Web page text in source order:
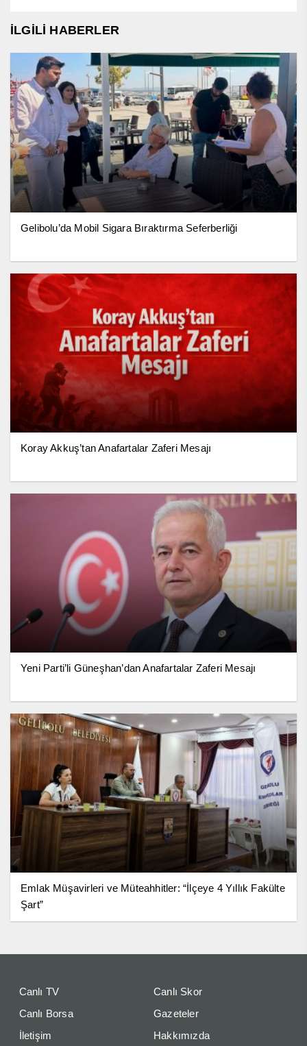
İLGİLİ HABERLER
Gelibolu’da Mobil Sigara Bıraktırma Seferberliği
Koray Akkuş’tan Anafartalar Zaferi Mesajı
Yeni Parti’li Güneşhan’dan Anafartalar Zaferi Mesajı
Emlak Müşavirleri ve Müteahhitler: “İlçeye 4 Yıllık Fakülte
Şart”
Canlı TV
Canlı Skor
Canlı Borsa
Gazeteler
İletişim
Hakkımızda